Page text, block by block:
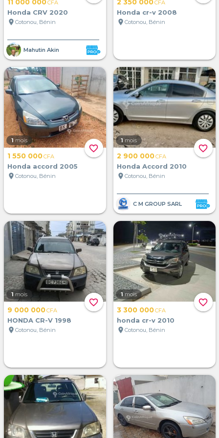
11 000 000CFA
Honda CRV 2020
location_on Cotonou, Bénin
Mahutin Akin
2 350 000CFA
Honda cr-v 2008
location_on Cotonou, Bénin
favorite_border
1 mois
1 550 000CFA
Honda accord 2005
location_on Cotonou, Bénin
favorite_border
1 mois
2 900 000CFA
Honda Accord 2010
location_on Cotonou, Bénin
C M GROUP SARL
favorite_border
1 mois
9 000 000CFA
HONDA CR-V 1998
location_on Cotonou, Bénin
favorite_border
1 mois
3 300 000CFA
honda cr-v 2010
location_on Cotonou, Bénin